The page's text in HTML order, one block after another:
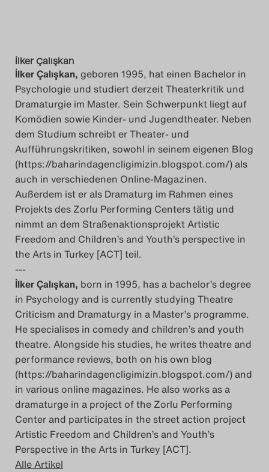
İlker Çalışkan
İlker Çalışkan, geboren 1995, hat einen Bachelor in
Psychologie und studiert derzeit Theaterkritik und
Dramaturgie im Master. Sein Schwerpunkt liegt auf
Komödien sowie Kinder- und Jugendtheater. Neben
dem Studium schreibt er Theater- und
Aufführungskritiken, sowohl in seinem eigenen Blog
(https://baharindagencligimizin.blogspot.com/) als
auch in verschiedenen Online-Magazinen.
Außerdem ist er als Dramaturg im Rahmen eines
Projekts des Zorlu Performing Centers tätig und
nimmt an dem Straßenaktionsprojekt Artistic
Freedom and Children’s and Youth’s perspective in
the Arts in Turkey [ACT] teil.
---
İlker Çalışkan, born in 1995, has a bachelor’s degree
in Psychology and is currently studying Theatre
Criticism and Dramaturgy in a Master’s programme.
He specialises in comedy and children’s and youth
theatre. Alongside his studies, he writes theatre and
performance reviews, both on his own blog
(https://baharindagencligimizin.blogspot.com/) and
in various online magazines. He also works as a
dramaturge in a project of the Zorlu Performing
Center and participates in the street action project
Artistic Freedom and Children’s and Youth’s
Perspective in the Arts in Turkey [ACT].
Alle Artikel